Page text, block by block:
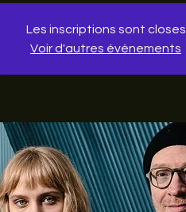
Les inscriptions sont closes
Voir d'autres événements